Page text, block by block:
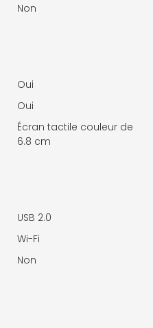
Non
Oui
Oui
Écran tactile couleur de
6.8 cm
USB 2.0
Wi-Fi
Non